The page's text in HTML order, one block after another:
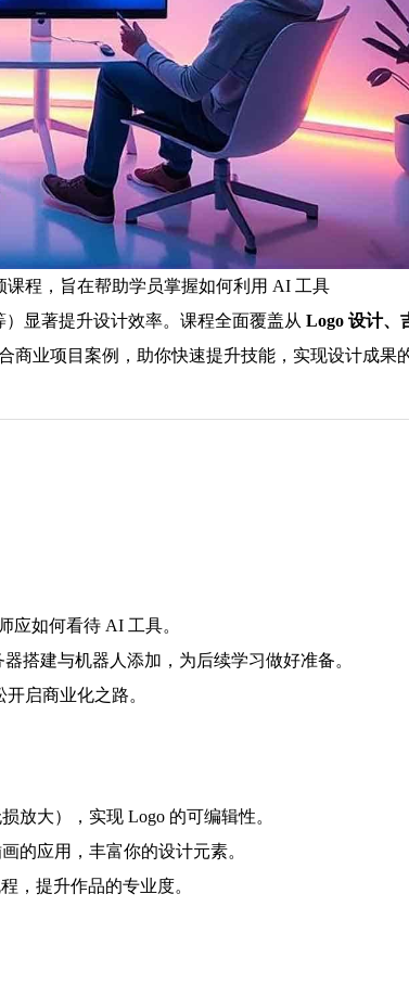
课程，旨在帮助学员掌握如何利用 AI 工具
）显著提升设计效率。课程全面覆盖从 Logo 设计、
商业项目案例，助你快速提升技能，实现设计成果
应如何看待 AI 工具。
器搭建与机器人添加，为后续学习做好准备。
启商业化之路。
放大），实现 Logo 的可编辑性。
的应用，丰富你的设计元素。
，提升作品的专业度。